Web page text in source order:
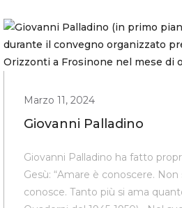
Marzo 11, 2024
Giovanni Palladino
Giovanni Palladino ha fatto
Gesù: “Amare è conoscere.
conosce. Tanto più si ama